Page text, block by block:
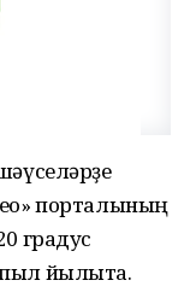
порталының
градус
йылыта.